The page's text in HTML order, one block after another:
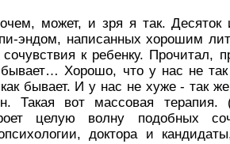
может, и зря я так.
эндом, написанных хорошим
сочувствия к ребенку. Прочитал,
бывает… Хорошо, что у нас не
бывает. И у нас не хуже - так
Такая вот массовая
целую волну подобных
доктора и